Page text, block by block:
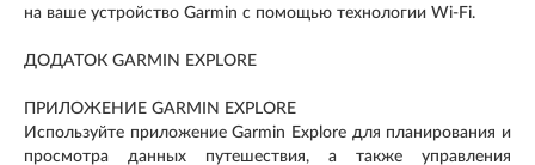
на ваше устройство Garmin с помощью технологии Wi-Fi.
ДОДАТОК GARMIN EXPLORE
ПРИЛОЖЕНИЕ GARMIN EXPLORE
Используйте приложение Garmin Explore для планирования и
просмотра данных путешествия, а также управления